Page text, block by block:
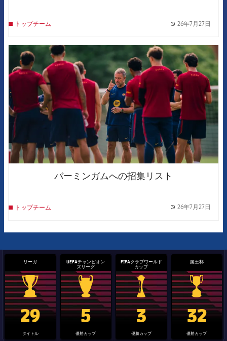
トップチーム 26年7月27日
FCB Barcelona badge
バーミンガムへの招集リスト
トップチーム 26年7月27日
リーガ
La Liga trophy
29
タイトル
UEFAチャンピオン
ズリーグ
Champions League trophy
5
優勝カップ
FIFAクラブワールド
カップ
label.aria.clubworldcup
3
優勝カップ
国王杯
国王杯
32
優勝カップ